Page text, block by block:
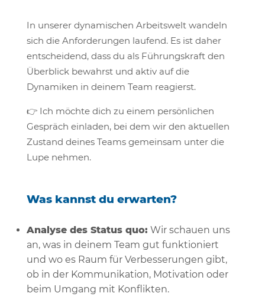
In unserer dynamischen Arbeitswelt wandeln
sich die Anforderungen laufend. Es ist daher
entscheidend, dass du als Führungskraft den
Überblick bewahrst und aktiv auf die
Dynamiken in deinem Team reagierst.
👉 Ich möchte dich zu einem persönlichen
Gespräch einladen, bei dem wir den aktuellen
Zustand deines Teams gemeinsam unter die
Lupe nehmen.
Was kannst du erwarten?
Analyse des Status quo: Wir schauen uns
an, was in deinem Team gut funktioniert
und wo es Raum für Verbesserungen gibt,
ob in der Kommunikation, Motivation oder
beim Umgang mit Konflikten.